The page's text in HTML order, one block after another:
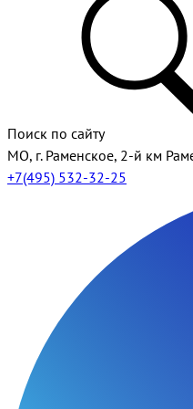
Поиск по сайту
МО, г. Раменское, 2-й км
+7(495) 532-32-25